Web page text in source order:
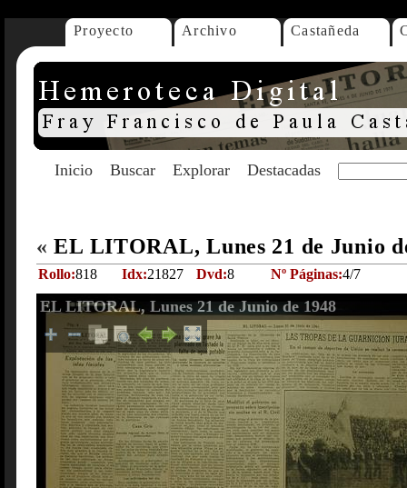
Proyecto Archivo Castañeda
Inicio Buscar Explorar Destacadas
« EL LITORAL, Lunes 21 de Junio
Rollo:818 Idx:21827 Dvd:8 Nº Páginas:4/7
EL LITORAL, Lunes 21 de Junio de 1948